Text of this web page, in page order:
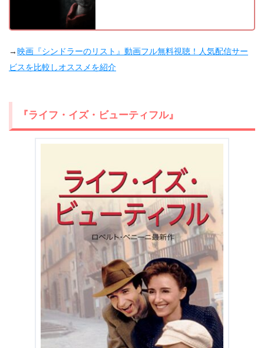
→映画『シンドラーのリスト』動画フル無料視聴！人気配信サー
ビスを比較しオススメを紹介
『ライフ・イズ・ビューティフル』